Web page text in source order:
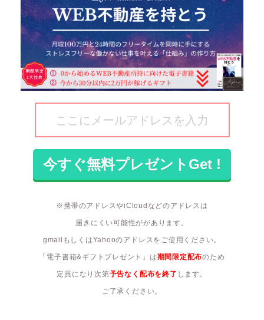
※携帯のアドレスやiCloudなどのアドレスは
届きにくい可能性ががあります。
gmailもしくはYahooのアドレスをご使用ください。
「電子書籍&ギフトプレゼント」は期間限定配布のため
定員になり次第予告なく配布を終了 します。
ご了承ください。